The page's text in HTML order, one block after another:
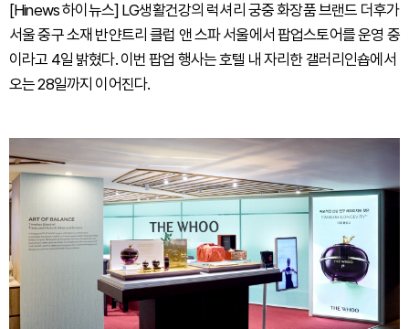
[Hinews 하이뉴스] LG생활건강의 럭셔리 궁중 화장품 브랜드 더후가
서울 중구 소재 반얀트리 클럽 앤 스파 서울에서 팝업스토어를 운영 중
이라고 4일 밝혔다. 이번 팝업 행사는 호텔 내 자리한 갤러리인숍에서
오는 28일까지 이어진다.